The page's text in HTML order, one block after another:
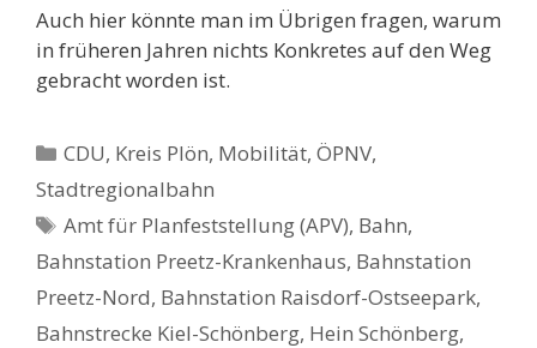
Auch hier könnte man im Übrigen fragen, warum
in früheren Jahren nichts Konkretes auf den Weg
gebracht worden ist.
Kategorien
CDU, Kreis Plön, Mobilität,ÖPNV,
Stadtregionalbahn
Schlagwörter
Amt für Planfeststellung (APV), Bahn,
Bahnstation Preetz-Krankenhaus, Bahnstation
Preetz-Nord, Bahnstation Raisdorf-Ostseepark,
Bahnstrecke Kiel-Schönberg, Hein Schönberg,